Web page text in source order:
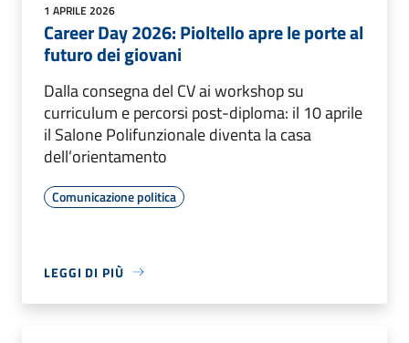
1 APRILE 2026
Career Day 2026: Pioltello apre le porte al
futuro dei giovani
Dalla consegna del CV ai workshop su
curriculum e percorsi post-diploma: il 10 aprile
il Salone Polifunzionale diventa la casa
dell’orientamento
Comunicazione politica
LEGGI DI PIÙ